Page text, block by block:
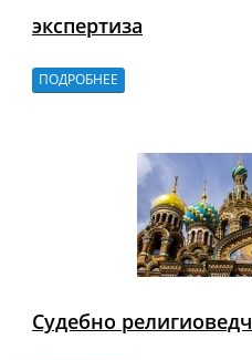
экспертиза
ПОДРОБНЕЕ
Судебно